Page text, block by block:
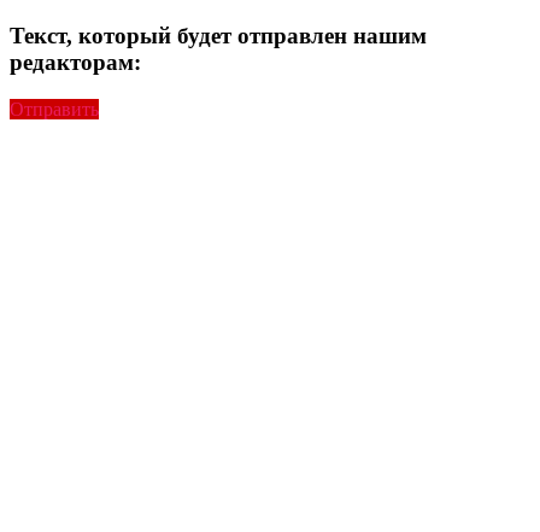
Текст, который будет отправлен нашим
редакторам:
Отправить